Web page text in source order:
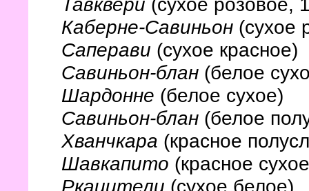
Каберне-Савиньон (сухое
Саперави (сухое красное)
Савиньон-блан (белое
Шардонне (белое сухое)
Савиньон-блан (белое
Хванчкара (красное
Шавкапито (красное
Ркацители (сухое белое)